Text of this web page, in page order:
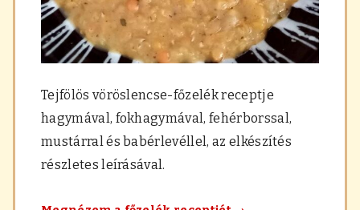
Tejfölös vöröslencse-főzelék receptje
hagymával, fokhagymával, fehérborssal,
mustárral és babérlevéllel, az elkészítés
részletes leírásával.